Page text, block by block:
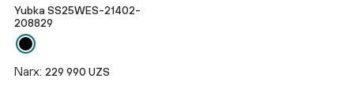
Yubka SS25WES-21402-
208829
Narx: 229 990 UZS